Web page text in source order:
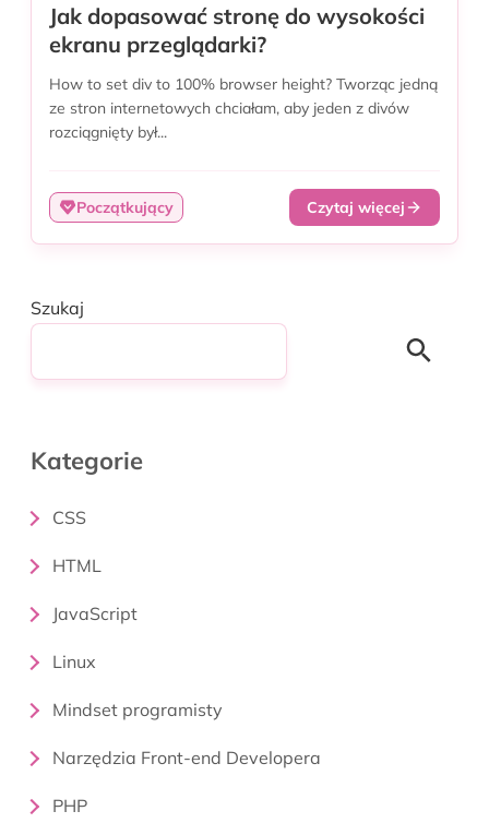
Jak dopasować stronę do wysokości
ekranu przeglądarki?
How to set div to 100% browser height? Tworząc jedną
ze stron internetowych chciałam, aby jeden z divów
rozciągnięty był...
Początkujący Czytaj więcej
Szukaj
Search
Kategorie
CSS
HTML
JavaScript
Linux
Mindset programisty
Narzędzia Front-end Developera
PHP